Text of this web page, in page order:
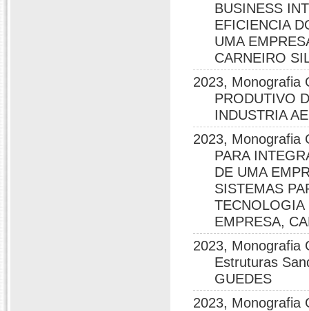
BUSINESS
EFICIENCIA
UMA
CARNEIRO
2023, Monografia
PRODUTIVO
INDUSTRIA
2023, Monografia
PARA
DE UMA
SISTEMAS
TECNOLOGIA
EMPRESA,
2023, Monografia
Estruturas
GUEDES
2023, Monografia